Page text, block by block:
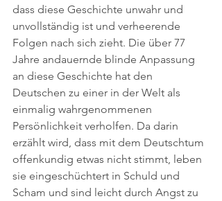
dass diese Geschichte unwahr und
unvollständig ist und verheerende
Folgen nach sich zieht. Die über 77
Jahre andauernde blinde Anpassung
an diese Geschichte hat den
Deutschen zu einer in der Welt als
einmalig wahrgenommenen
Persönlichkeit verholfen. Da darin
erzählt wird, dass mit dem Deutschtum
offenkundig etwas nicht stimmt, leben
sie eingeschüchtert in Schuld und
Scham und sind leicht durch Angst zu